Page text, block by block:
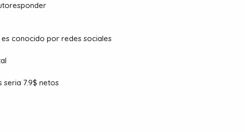
es conocido por redes sociales
seria 7.9$ netos